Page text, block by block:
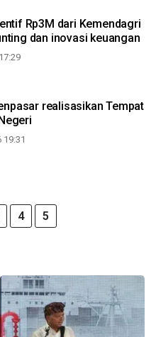
Rp3M dari Kemendagri
dan inovasi keuangan
realisasikan Tempat
19:31
4 5